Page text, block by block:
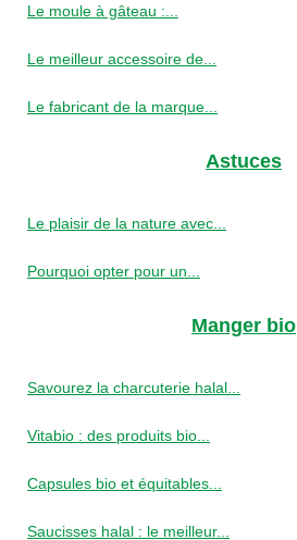
Le moule à gâteau :...
Le meilleur accessoire de...
Le fabricant de la marque...
Astuces
Le plaisir de la nature avec...
Pourquoi opter pour un...
Manger bio
Savourez la charcuterie halal...
Vitabio : des produits bio...
Capsules bio et équitables...
Saucisses halal : le meilleur...